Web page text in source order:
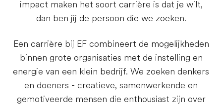
impact maken het soort carrière is dat je wilt,
dan ben jij de persoon die we zoeken.
Een carrière bij EF combineert de mogelijkheden
binnen grote organisaties met de instelling en
energie van een klein bedrijf. We zoeken denkers
en doeners - creatieve, samenwerkende en
gemotiveerde mensen die enthousiast zijn over